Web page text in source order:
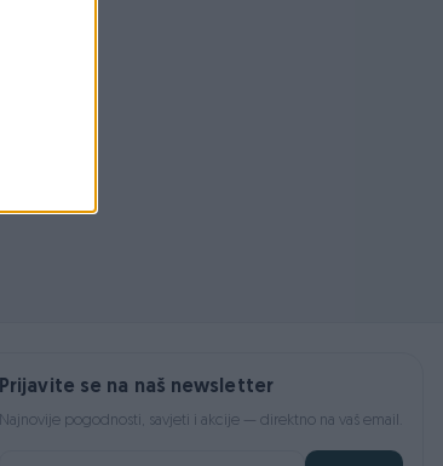
Prijavite se na naš newsletter
Najnovije pogodnosti, savjeti i akcije — direktno na vaš email.